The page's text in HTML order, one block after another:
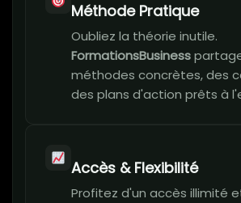
Méthode Pratique
Oubliez la théorie inutile.
FormationsBusiness
méthodes concrètes, des
des plans d'action prêts à
Accès & Flexibilité
Profitez d'un accès illimité